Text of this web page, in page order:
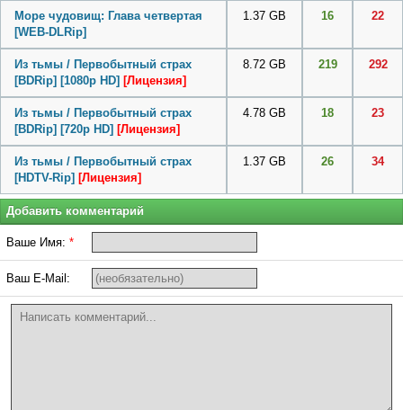
Море чудовищ: Глава четвертая
[WEB-DLRip]
1.37 GB 16 22
Из тьмы / Первобытный страх
[BDRip] [1080p HD] [Лицензия]
8.72 GB 219 292
Из тьмы / Первобытный страх
[BDRip] [720p HD] [Лицензия]
4.78 GB 18 23
Из тьмы / Первобытный страх
[HDTV-Rip] [Лицензия]
1.37 GB 26 34
Добавить комментарий
Ваше Имя: *
Ваш E-Mail: